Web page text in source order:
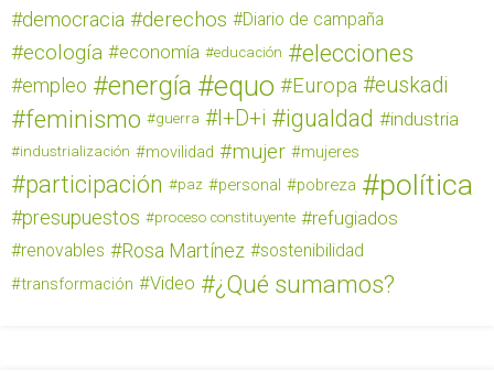
democracia derechos Diario de campaña
ecología economía educación elecciones
empleo energía equo Europa euskadi
feminismo guerra I+D+i igualdad industria
industrialización movilidad mujer mujeres
participación paz personal pobreza política
presupuestos proceso constituyente refugiados
renovables Rosa Martínez sostenibilidad
transformación Video ¿Qué sumamos?